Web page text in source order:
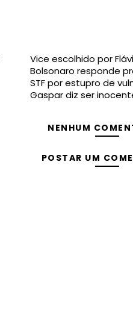
Vice escolhido por
Bolsonaro responde
STF por estupro de
Gaspar diz ser
NENHUM
POSTAR UM